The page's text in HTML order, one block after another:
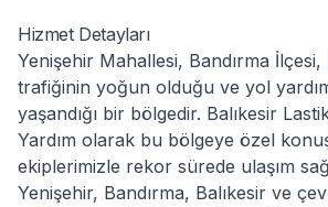
Hizmet Detayları
Yenişehir Mahallesi, Bandırma İlçesi,
trafiğinin yoğun olduğu ve yol
yaşandığı bir bölgedir. Balıkesir
Yardım olarak bu bölgeye özel
ekiplerimizle rekor sürede ulaşım
Yenişehir, Bandırma, Balıkesir ve